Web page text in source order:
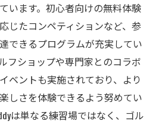
います。初心者向けの無料体験
じたコンペティションなど、参
できるプログラムが充実してい
フショップや専門家とのコラボ
ベントも実施されており、より
しさを体験できるよう努めてい
は単なる練習場ではなく、ゴル